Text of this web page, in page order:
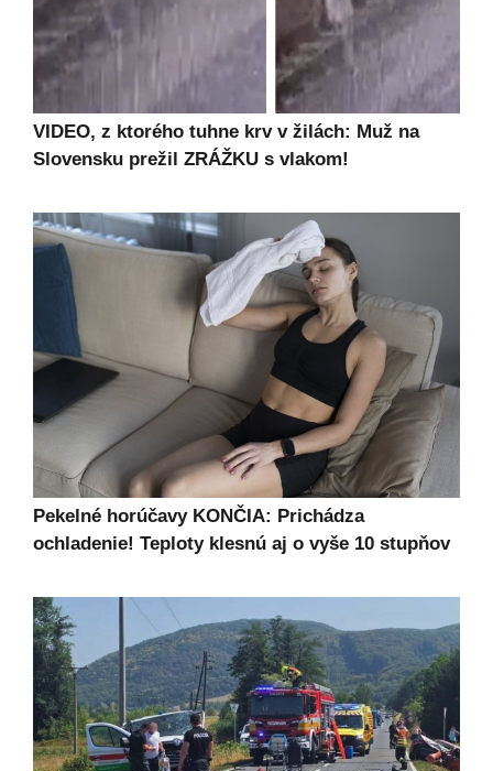
VIDEO, z ktorého tuhne krv v žilách: Muž na
Slovensku prežil ZRÁŽKU s vlakom!
Pekelné horúčavy KONČIA: Prichádza
ochladenie! Teploty klesnú aj o vyše 10 stupňov